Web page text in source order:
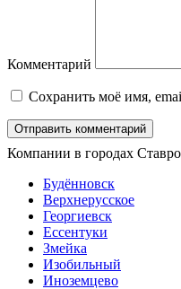
Комментарий
Сохранить моё имя,
Компании в городах
Будённовск
Верхнерусское
Георгиевск
Ессентуки
Змейка
Изобильный
Иноземцево